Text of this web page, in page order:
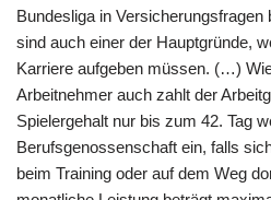
Bundesliga in
sind auch einer der Hauptgründe,
Karriere aufgeben müssen. (…)
Arbeitnehmer auch zahlt der
Spielergehalt nur bis zum 42. Tag
Berufsgenossenschaft ein, falls
beim Training oder auf dem Weg